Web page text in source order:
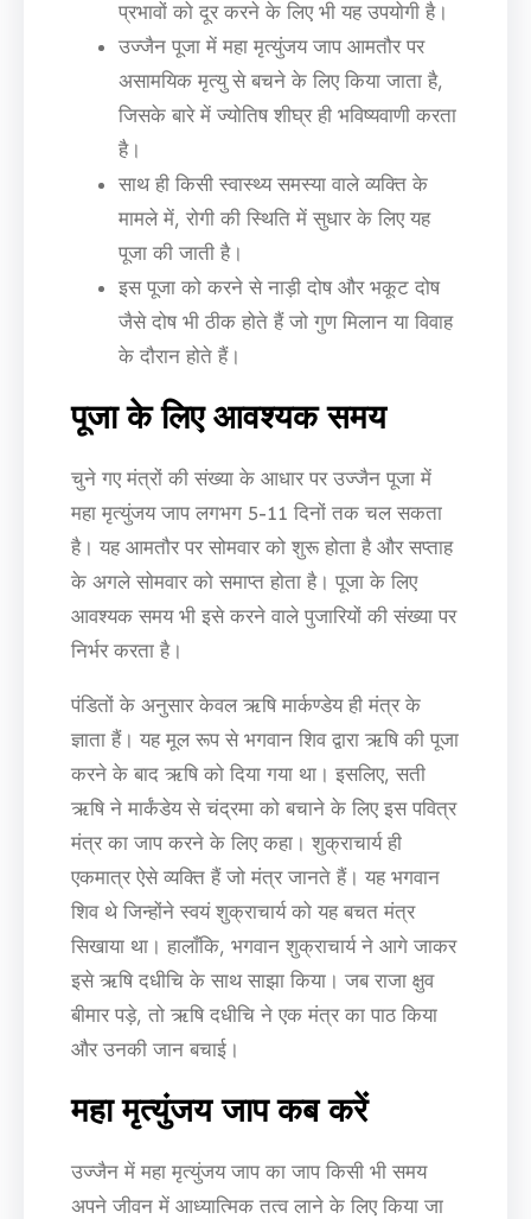
प्रभावों को दूर करने के लिए भी यह उपयोगी है।
उज्जैन पूजा में महा मृत्युंजय जाप आमतौर पर
असामयिक मृत्यु से बचने के लिए किया जाता है,
जिसके बारे में ज्योतिष शीघ्र ही भविष्यवाणी करता
है।
साथ ही किसी स्वास्थ्य समस्या वाले व्यक्ति के
मामले में, रोगी की स्थिति में सुधार के लिए यह
पूजा की जाती है।
इस पूजा को करने से नाड़ी दोष और भकूट दोष
जैसे दोष भी ठीक होते हैं जो गुण मिलान या विवाह
के दौरान होते हैं।
पूजा के लिए आवश्यक समय
चुने गए मंत्रों की संख्या के आधार पर उज्जैन पूजा में
महा मृत्युंजय जाप लगभग 5-11 दिनों तक चल सकता
है। यह आमतौर पर सोमवार को शुरू होता है और सप्ताह
के अगले सोमवार को समाप्त होता है। पूजा के लिए
आवश्यक समय भी इसे करने वाले पुजारियों की संख्या पर
निर्भर करता है।
पंडितों के अनुसार केवल ऋषि मार्कण्डेय ही मंत्र के
ज्ञाता हैं। यह मूल रूप से भगवान शिव द्वारा ऋषि की पूजा
करने के बाद ऋषि को दिया गया था। इसलिए, सती
ऋषि ने मार्कंडेय से चंद्रमा को बचाने के लिए इस पवित्र
मंत्र का जाप करने के लिए कहा। शुक्राचार्य ही
एकमात्र ऐसे व्यक्ति हैं जो मंत्र जानते हैं। यह भगवान
शिव थे जिन्होंने स्वयं शुक्राचार्य को यह बचत मंत्र
सिखाया था। हालाँकि, भगवान शुक्राचार्य ने आगे जाकर
इसे ऋषि दधीचि के साथ साझा किया। जब राजा क्षुव
बीमार पड़े, तो ऋषि दधीचि ने एक मंत्र का पाठ किया
और उनकी जान बचाई।
महा मृत्युंजय जाप कब करें
उज्जैन में महा मृत्युंजय जाप का जाप किसी भी समय
अपने जीवन में आध्यात्मिक तत्व लाने के लिए किया जा